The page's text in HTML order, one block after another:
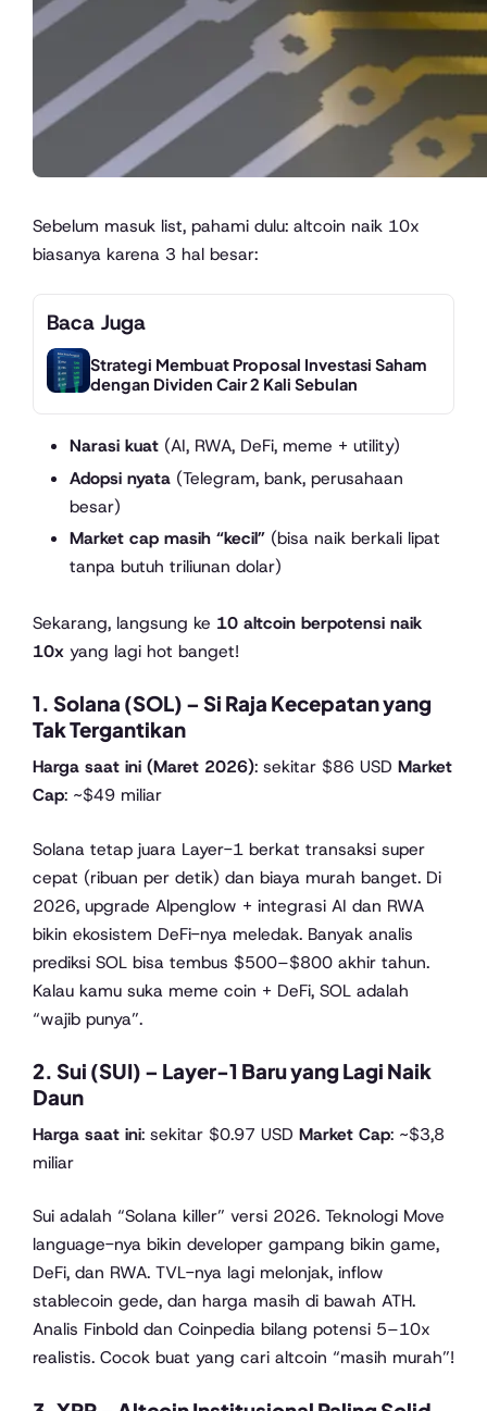
Sebelum masuk list, pahami dulu: altcoin naik 10x
biasanya karena 3 hal besar:
Baca Juga
Strategi Membuat Proposal Investasi Saham
dengan Dividen Cair 2 Kali Sebulan
Narasi kuat(AI, RWA, DeFi, meme + utility)
Adopsi nyata(Telegram, bank, perusahaan
besar)
Market cap masih “kecil”(bisa naik berkali lipat
tanpa butuh triliunan dolar)
Sekarang, langsung ke 10 altcoin berpotensi naik
10x yang lagi hot banget!
1. Solana (SOL) – Si Raja Kecepatan yang
Tak Tergantikan
Harga saat ini (Maret 2026): sekitar $86 USD Market
Cap: ~$49 miliar
Solana tetap juara Layer-1 berkat transaksi super
cepat (ribuan per detik) dan biaya murah banget. Di
2026, upgrade Alpenglow + integrasi AI dan RWA
bikin ekosistem DeFi-nya meledak. Banyak analis
prediksi SOL bisa tembus $500–$800 akhir tahun.
Kalau kamu suka meme coin + DeFi, SOL adalah
“wajib punya”.
2. Sui (SUI) – Layer-1 Baru yang Lagi Naik
Daun
Harga saat ini: sekitar $0.97 USD Market Cap: ~$3,8
miliar
Sui adalah “Solana killer” versi 2026. Teknologi Move
language-nya bikin developer gampang bikin game,
DeFi, dan RWA. TVL-nya lagi melonjak, inflow
stablecoin gede, dan harga masih di bawah ATH.
Analis Finbold dan Coinpedia bilang potensi 5–10x
realistis. Cocok buat yang cari altcoin “masih murah”!